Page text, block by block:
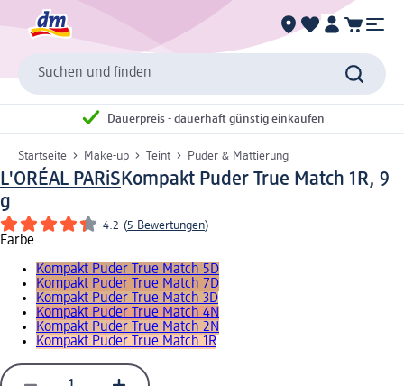
Suchen und finden
Dauerpreis - dauerhaft günstig einkaufen
Startseite Make-up Teint Puder & Mattierung
L'ORÉAL PARiS Kompakt Puder True Match 1R, 9
g
4.2 (5 Bewertungen)
Farbe
Kompakt Puder True Match 5D
Kompakt Puder True Match 7D
Kompakt Puder True Match 3D
Kompakt Puder True Match 4N
Kompakt Puder True Match 2N
Kompakt Puder True Match 1R